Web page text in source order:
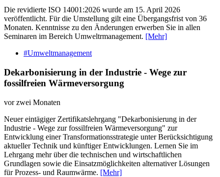
Die revidierte ISO 14001:2026 wurde am 15. April 2026
veröffentlicht. Für die Umstellung gilt eine Übergangsfrist von 36
Monaten. Kenntnisse zu den Änderungen erwerben Sie in allen
Seminaren im Bereich Umweltrmanagement. [Mehr]
#Umweltmanagement
Dekarbonisierung in der Industrie - Wege zur
fossilfreien Wärmeversorgung
vor zwei Monaten
Neuer eintägiger Zertifikatslehrgang "Dekarbonisierung in der
Industrie - Wege zur fossilfreien Wärmeversorgung" zur
Entwicklung einer Transformationsstrategie unter Berücksichtigung
aktueller Technik und künftiger Entwicklungen. Lernen Sie im
Lehrgang mehr über die technischen und wirtschaftlichen
Grundlagen sowie die Einsatzmöglichkeiten alternativer Lösungen
für Prozess- und Raumwärme. [Mehr]